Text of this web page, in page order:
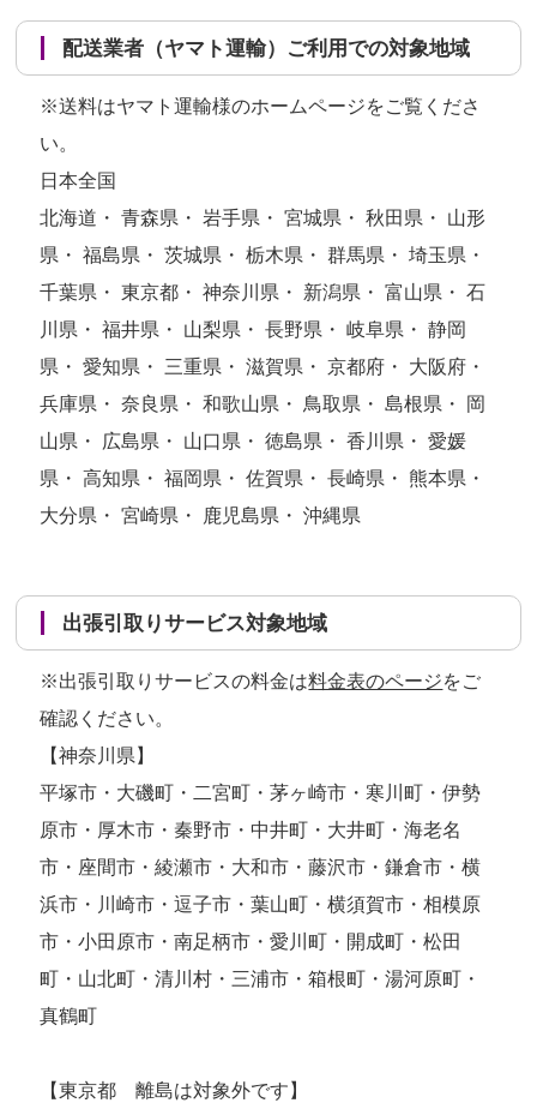
配送業者（ヤマト運輸）ご利用での対象地域
※送料はヤマト運輸様のホームページをご覧くださ
い。
日本全国
北海道・ 青森県・ 岩手県・ 宮城県・ 秋田県・ 山形
県・ 福島県・ 茨城県・ 栃木県・ 群馬県・ 埼玉県・
千葉県・ 東京都・ 神奈川県・ 新潟県・ 富山県・ 石
川県・ 福井県・ 山梨県・ 長野県・ 岐阜県・ 静岡
県・ 愛知県・ 三重県・ 滋賀県・ 京都府・ 大阪府・
兵庫県・ 奈良県・ 和歌山県・ 鳥取県・ 島根県・ 岡
山県・ 広島県・ 山口県・ 徳島県・ 香川県・ 愛媛
県・ 高知県・ 福岡県・ 佐賀県・ 長崎県・ 熊本県・
大分県・ 宮崎県・ 鹿児島県・ 沖縄県
出張引取りサービス対象地域
※出張引取りサービスの料金は料金表のページをご
確認ください。
【神奈川県】
平塚市・大磯町・二宮町・茅ヶ崎市・寒川町・伊勢
原市・厚木市・秦野市・中井町・大井町・海老名
市・座間市・綾瀬市・大和市・藤沢市・鎌倉市・横
浜市・川崎市・逗子市・葉山町・横須賀市・相模原
市・小田原市・南足柄市・愛川町・開成町・松田
町・山北町・清川村・三浦市・箱根町・湯河原町・
真鶴町
【東京都 離島は対象外です】